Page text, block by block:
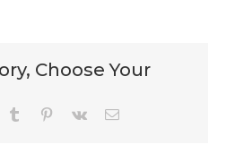
Choose Your
tumblr pinterest
vk Email